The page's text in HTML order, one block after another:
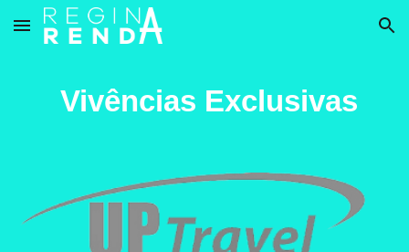
Skip to main content Skip to navigation
Vivências Exclusivas